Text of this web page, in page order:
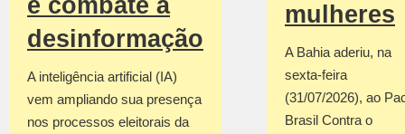
e combate à
desinformação
A inteligência artificial (IA)
vem ampliando sua presença
nos processos eleitorais da
mulheres
A Bahia aderiu, na
sexta-feira
(31/07/2026), ao
Brasil Contra o